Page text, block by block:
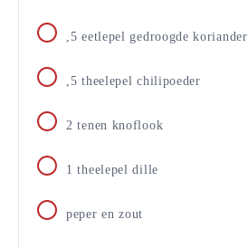
,5 eetlepel gedroogde koriander
,5 theelepel chilipoeder
2 tenen knoflook
1 theelepel dille
peper en zout